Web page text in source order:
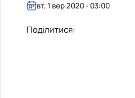
вт, 1 вер 2020 - 03:00
Поділитися: